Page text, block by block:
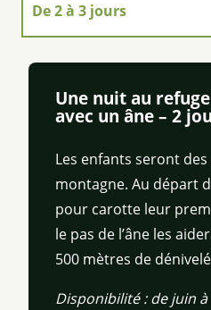
De 2 à 3 jours
De 4 à 5 jours
De 6 jours et plus
Une nuit au
avec un âne – 2
Les enfants seront
montagne. Au départ
pour carotte leur
le pas de l’âne les
500 mètres de
Disponibilité : de juin